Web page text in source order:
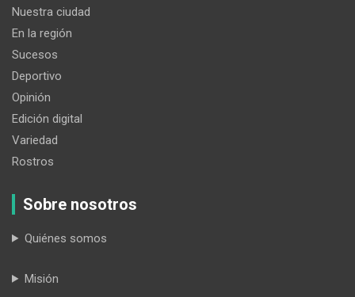
Nuestra ciudad
En la región
Sucesos
Deportivo
Opinión
Edición digital
Variedad
Rostros
Sobre nosotros
Quiénes somos
Misión